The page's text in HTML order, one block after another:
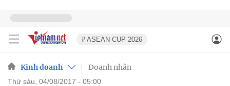
# ASEAN CUP 2026
Kinh doanh Doanh nhân
thứ sáu, 04/08/2017 - 05:00